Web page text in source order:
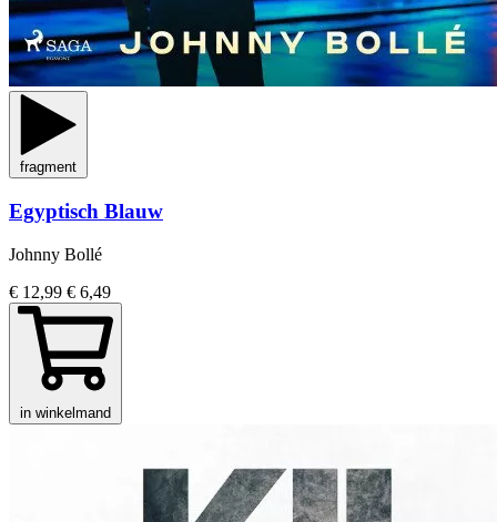
fragment
Egyptisch Blauw
Johnny Bollé
€ 12,99 € 6,49
in winkelmand